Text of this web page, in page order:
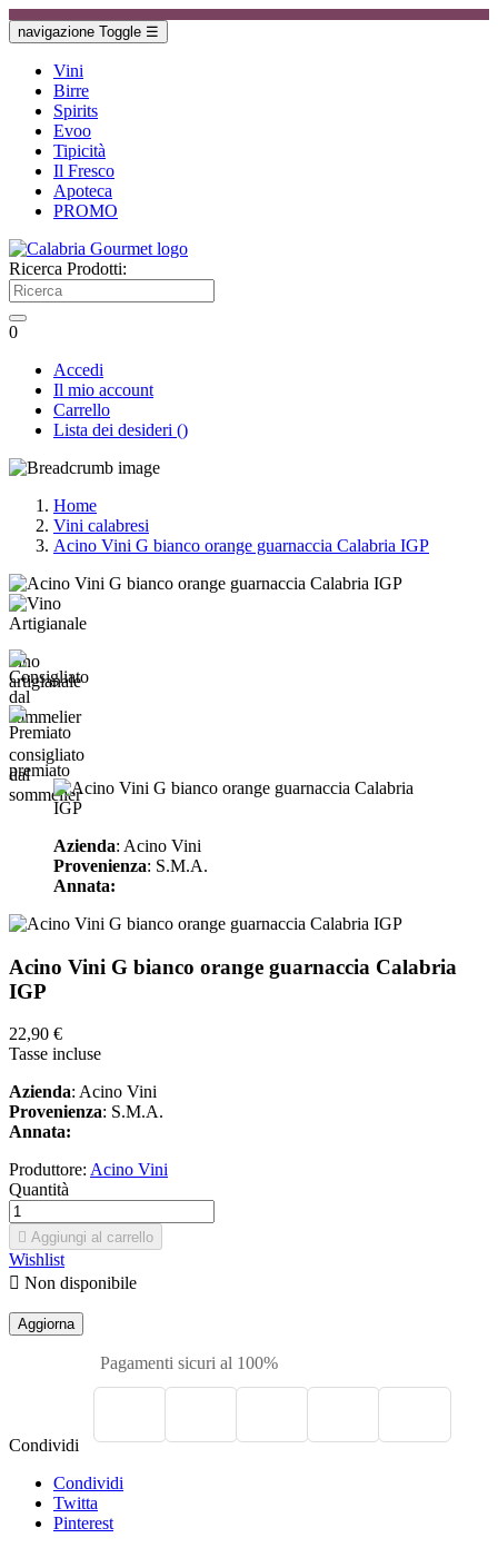
navigazione Toggle ☰
Vini
Birre
Spirits
Evoo
Tipicità
Il Fresco
Apoteca
PROMO
Ricerca Prodotti:
0
Accedi
Il mio account
Carrello
Lista dei desideri ()
Home
Vini calabresi
Acino Vini G bianco orange guarnaccia Calabria IGP
vino
artigianale
consigliato
dal
sommelier
premiato
Azienda: Acino Vini
Provenienza: S.M.A.
Annata:
Acino Vini G bianco orange guarnaccia Calabria
IGP
22,90 €
Tasse incluse
Azienda: Acino Vini
Provenienza: S.M.A.
Annata:
Produttore: Acino Vini
Quantità
 Aggiungi al carrello
Wishlist
 Non disponibile
Pagamenti sicuri al 100%
Condividi
Condividi
Twitta
Pinterest